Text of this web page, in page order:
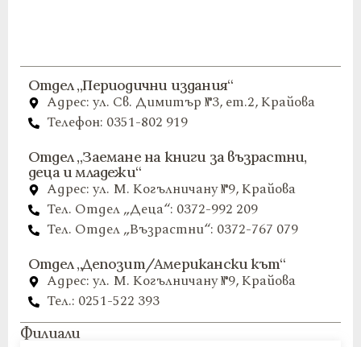
Отдел „Периодични издания“
Адрес: ул. Св. Димитър №3, ет.2, Крайова
Телефон: 0351-802 919
Отдел „Заемане на книги за възрастни,
деца и младежи“
Адрес: ул. М. Когълничану №9, Крайова
Тел. Отдел „Деца“: 0372-992 209
Тел. Отдел „Възрастни“: 0372-767 079
Отдел „Депозит/Американски кът“
Адрес: ул. М. Когълничану №9, Крайова
Тел.: 0251-522 393
Филиали